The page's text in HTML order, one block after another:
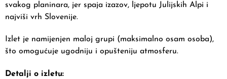
svakog planinara, jer spaja izazov, ljepotu Julijskih Alpi i
najviši vrh Slovenije.
Izlet je namijenjen maloj grupi (maksimalno osam osoba),
što omogućuje ugodniju i opušteniju atmosferu.
Detalji o izletu: